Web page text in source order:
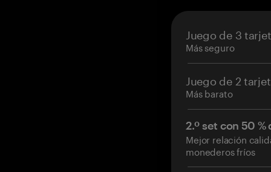
Juego de 3
Más seguro
Juego de 2
Más barato
2.º set con 50
Mejor relación
monederos fríos